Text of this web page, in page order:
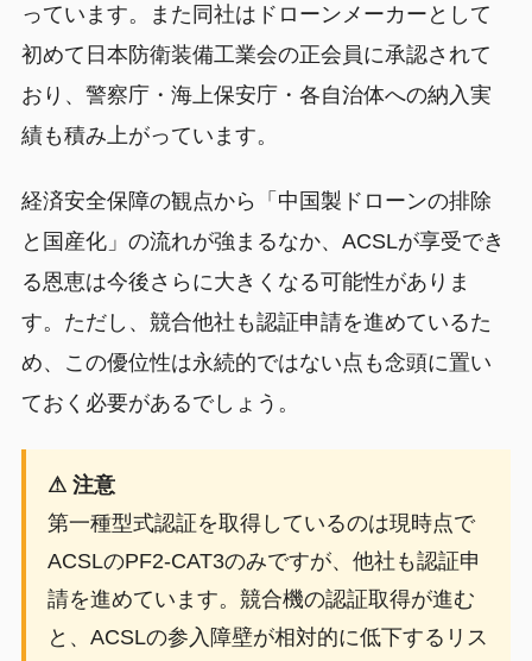
っています。また同社はドローンメーカーとして
初めて日本防衛装備工業会の正会員に承認されて
おり、警察庁・海上保安庁・各自治体への納入実
績も積み上がっています。
経済安全保障の観点から「中国製ドローンの排除
と国産化」の流れが強まるなか、ACSLが享受でき
る恩恵は今後さらに大きくなる可能性がありま
す。ただし、競合他社も認証申請を進めているた
め、この優位性は永続的ではない点も念頭に置い
ておく必要があるでしょう。
⚠ 注意
第一種型式認証を取得しているのは現時点で
ACSLのPF2-CAT3のみですが、他社も認証申
請を進めています。競合機の認証取得が進む
と、ACSLの参入障壁が相対的に低下するリス